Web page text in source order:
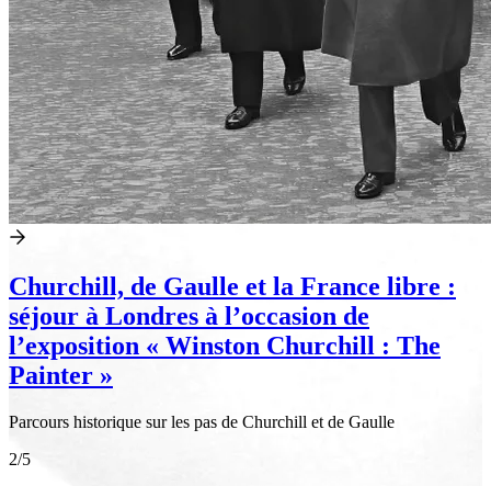
Churchill, de Gaulle et la France libre :
séjour à Londres à l’occasion de
l’exposition « Winston Churchill : The
Painter »
Parcours historique sur les pas de Churchill et de Gaulle
2/5